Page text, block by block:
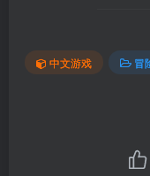
中文游戏 冒